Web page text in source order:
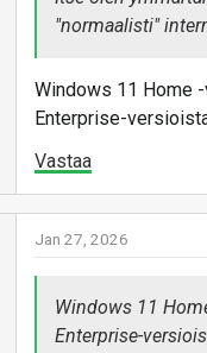
"normaalisti"
Windows 11 Home
Enterprise-
Vastaa
Jan 27, 2026
Windows 11
Enterprise-